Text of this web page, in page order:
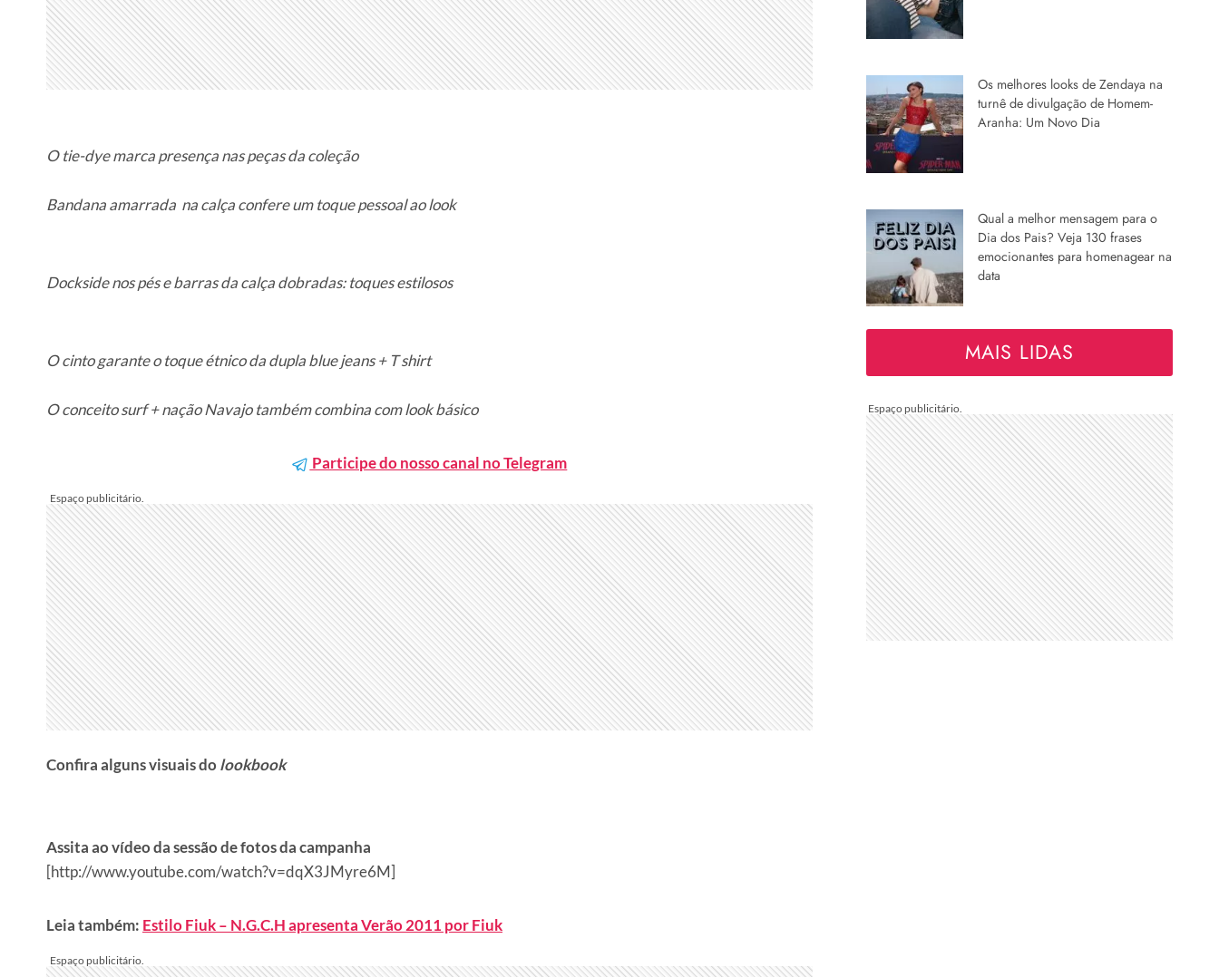
O tie-dye marca presença nas peças da coleção
Bandana amarrada na calça confere um toque pessoal ao look
Dockside nos pés e barras da calça dobradas: toques estilosos
O cinto garante o toque étnico da dupla blue jeans + T shirt
O conceito surf + nação Navajo também combina com look básico
Participe do nosso canal no Telegram
Confira alguns visuais do lookbook
Assita ao vídeo da sessão de fotos da campanha
[http://www.youtube.com/watch?v=dqX3JMyre6M]
Leia também: Estilo Fiuk – N.G.C.H apresenta Verão 2011 por Fiuk
Os melhores looks de Zendaya na
turnê de divulgação de Homem-
Aranha: Um Novo Dia
Qual a melhor mensagem para o
Dia dos Pais? Veja 130 frases
emocionantes para homenagear na
data
MAIS LIDAS